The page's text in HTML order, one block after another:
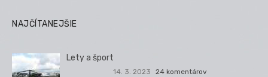
NAJČÍTANEJŠIE
Lety a šport
14. 3. 2023 24 komentárov